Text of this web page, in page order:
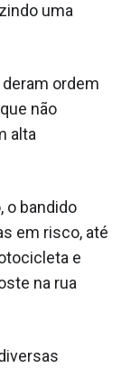
uma
ordem
não
alta
o bandido
em risco, até
e
na rua